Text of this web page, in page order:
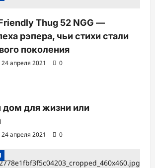
Thug 52 NGG —
рэпера, чьи стихи стали
поколения
24 апреля 2021 0
для жизни или
24 апреля 2021 0